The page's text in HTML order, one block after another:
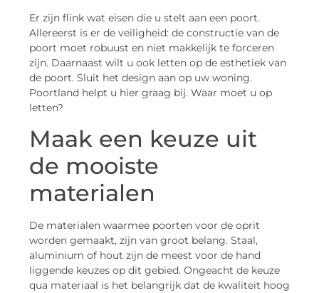
Er zijn flink wat eisen die u stelt aan een poort.
Allereerst is er de veiligheid: de constructie van de
poort moet robuust en niet makkelijk te forceren
zijn. Daarnaast wilt u ook letten op de esthetiek van
de poort. Sluit het design aan op uw woning.
Poortland helpt u hier graag bij. Waar moet u op
letten?
Maak een keuze uit
de mooiste
materialen
De materialen waarmee poorten voor de oprit
worden gemaakt, zijn van groot belang. Staal,
aluminium of hout zijn de meest voor de hand
liggende keuzes op dit gebied. Ongeacht de keuze
qua materiaal is het belangrijk dat de kwaliteit hoog